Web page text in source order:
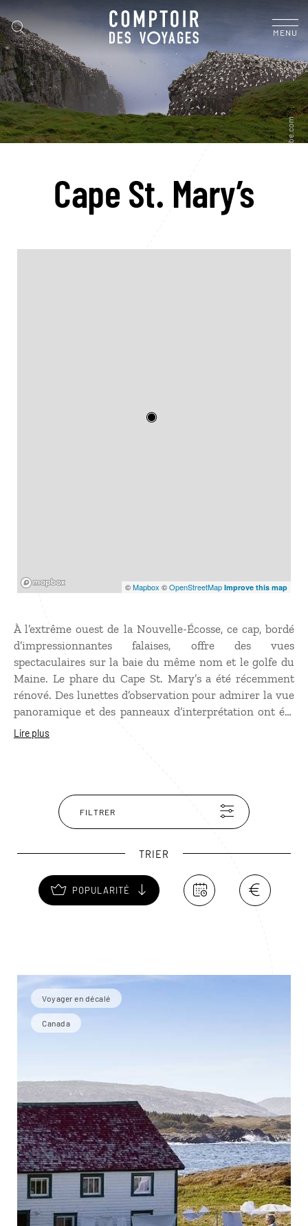
MENU
Cape St. Mary’s
©Mapbox ©OpenStreetMap Improve this map
À l’extrême ouest de la Nouvelle-Écosse, ce cap, bordé
d’impressionnantes falaises, offre des vues
spectaculaires sur la baie du même nom et le golfe du
Maine. Le phare du Cape St. Mary’s a été récemment
rénové. Des lunettes d’observation pour admirer la vue
panoramique et des panneaux d’interprétation ont été
ajoutés ainsi que des bancs et des tables pour pique-
végétation.
Lire plus
FILTRER
TRIER
POPULARITÉ
Voyager en décalé
Canada